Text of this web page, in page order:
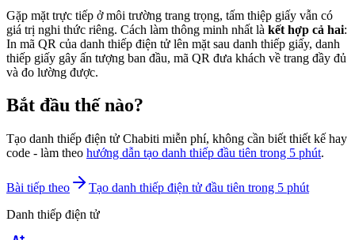
Gặp mặt trực tiếp ở môi trường trang trọng, tấm thiệp giấy vẫn có
giá trị nghi thức riêng. Cách làm thông minh nhất là kết hợp cả hai:
In mã QR của danh thiếp điện tử lên mặt sau danh thiếp giấy, danh
thiếp giấy gây ấn tượng ban đầu, mã QR đưa khách về trang đầy đủ
và đo lường được.
Bắt đầu thế nào?
Tạo danh thiếp điện tử Chabiti miễn phí, không cần biết thiết kế hay
code - làm theo hướng dẫn tạo danh thiếp đầu tiên trong 5 phút.
Bài tiếp theo
Tạo danh thiếp điện tử đầu tiên trong 5 phút
Danh thiếp điện tử